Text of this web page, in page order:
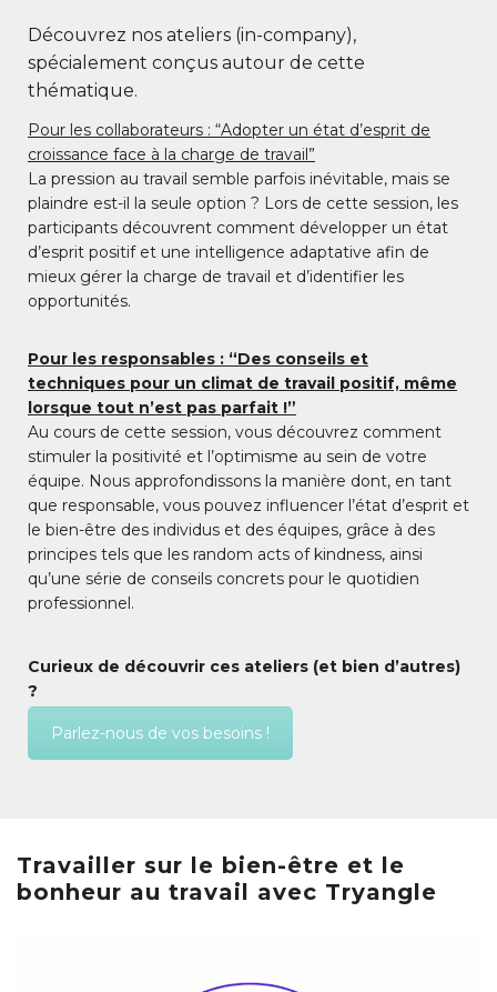
Découvrez nos ateliers (in-company),
spécialement conçus autour de cette
thématique.
Pour les collaborateurs : “Adopter un état d’esprit de
croissance face à la charge de travail”
La pression au travail semble parfois inévitable, mais se
plaindre est-il la seule option ? Lors de cette session, les
participants découvrent comment développer un état
d’esprit positif et une intelligence adaptative afin de
mieux gérer la charge de travail et d’identifier les
opportunités.
Pour les responsables : “Des conseils et
techniques pour un climat de travail positif, même
lorsque tout n’est pas parfait !”
Au cours de cette session, vous découvrez comment
stimuler la positivité et l’optimisme au sein de votre
équipe. Nous approfondissons la manière dont, en tant
que responsable, vous pouvez influencer l’état d’esprit et
le bien-être des individus et des équipes, grâce à des
principes tels que les random acts of kindness, ainsi
qu’une série de conseils concrets pour le quotidien
professionnel.
Curieux de découvrir ces ateliers (et bien d’autres)
?
Parlez-nous de vos besoins !
Travailler sur le bien-être et le
bonheur au travail avec Tryangle